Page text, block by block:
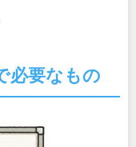
必要なもの